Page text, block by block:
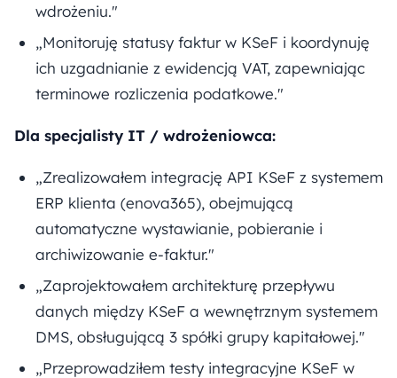
wdrożeniu."
„Monitoruję statusy faktur w KSeF i koordynuję
ich uzgadnianie z ewidencją VAT, zapewniając
terminowe rozliczenia podatkowe."
Dla specjalisty IT / wdrożeniowca:
„Zrealizowałem integrację API KSeF z systemem
ERP klienta (enova365), obejmującą
automatyczne wystawianie, pobieranie i
archiwizowanie e-faktur."
„Zaprojektowałem architekturę przepływu
danych między KSeF a wewnętrznym systemem
DMS, obsługującą 3 spółki grupy kapitałowej."
„Przeprowadziłem testy integracyjne KSeF w